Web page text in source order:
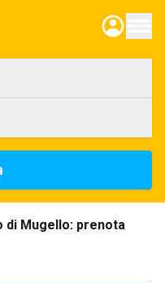
di Mugello: prenota